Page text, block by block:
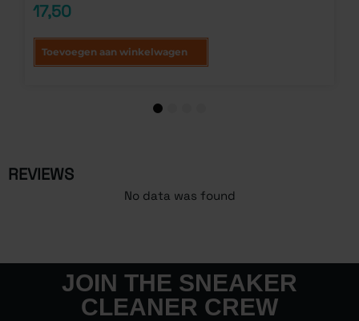
gebaseerd
op17,50
Toevoegen aan winkelwagen
4
REVIEWS
No data was found
JOIN THE SNEAKER
CLEANER CREW